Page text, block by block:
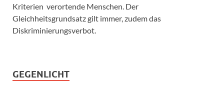
Kriterien verortende Menschen. Der
Gleichheitsgrundsatz gilt immer, zudem das
Diskriminierungsverbot.
GEGENLICHT